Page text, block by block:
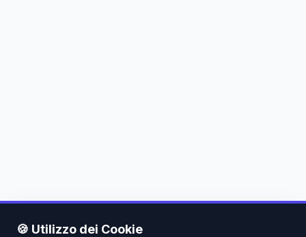
🍪 Utilizzo dei Cookie